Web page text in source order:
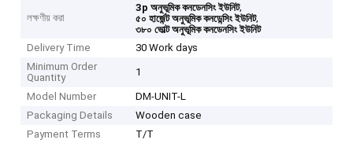
লক্ষণীয় করা
3p অনুভূমিক কনডেনসিং ইউনিট,
৫০ হার্জেন্ট অনুভূমিক কনডেন্সিং ইউনিট,
৩৮০ ভোল্ট অনুভূমিক কনডেনসিং ইউনিট
Delivery Time
30 Work days
Minimum Order
Quantity
1
Model Number
DM-UNIT-L
Packaging Details
Wooden case
Payment Terms
T/T